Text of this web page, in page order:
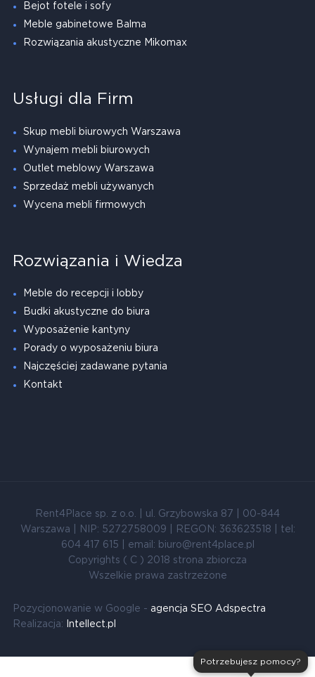
Bejot fotele i sofy
Meble gabinetowe Balma
Rozwiązania akustyczne Mikomax
Usługi dla Firm
Skup mebli biurowych Warszawa
Wynajem mebli biurowych
Outlet meblowy Warszawa
Sprzedaż mebli używanych
Wycena mebli firmowych
Rozwiązania i Wiedza
Meble do recepcji i lobby
Budki akustyczne do biura
Wyposażenie kantyny
Porady o wyposażeniu biura
Najczęściej zadawane pytania
Kontakt
Rent4Place sp. z o.o. | ul. Grzybowska 87 | 00-844
Warszawa | NIP: 5272758009 | REGON: 363623518 | tel:
604 417 615 | email: biuro@rent4place.pl
Copyrights ( C ) 2018 strona zbiorcza
Wszelkie prawa zastrzeżone
Pozycjonowanie w Google - agencja SEO Adspectra
Realizacja:
Intellect.pl
Potrzebujesz pomocy?